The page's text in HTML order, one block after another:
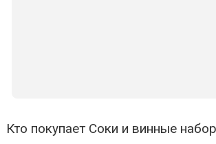
Кто покупает Соки и винные